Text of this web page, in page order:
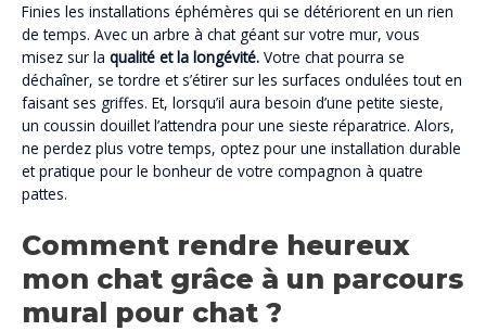
Finies les installations éphémères qui se détériorent en un rien
de temps. Avec un arbre à chat géant sur votre mur, vous
misez sur la qualité et la longévité. Votre chat pourra se
déchaîner, se tordre et s’étirer sur les surfaces ondulées tout en
faisant ses griffes. Et, lorsqu’il aura besoin d’une petite sieste,
un coussin douillet l’attendra pour une sieste réparatrice. Alors,
ne perdez plus votre temps, optez pour une installation durable
et pratique pour le bonheur de votre compagnon à quatre
pattes.
Comment rendre heureux
mon chat grâce à un parcours
mural pour chat ?